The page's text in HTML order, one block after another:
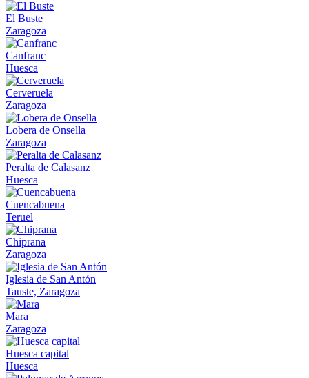
El Buste
Zaragoza
Canfranc
Huesca
Cerveruela
Zaragoza
Lobera de Onsella
Zaragoza
Peralta de Calasanz
Huesca
Cuencabuena
Teruel
Chiprana
Zaragoza
Iglesia de San Antón
Tauste, Zaragoza
Mara
Zaragoza
Huesca capital
Huesca